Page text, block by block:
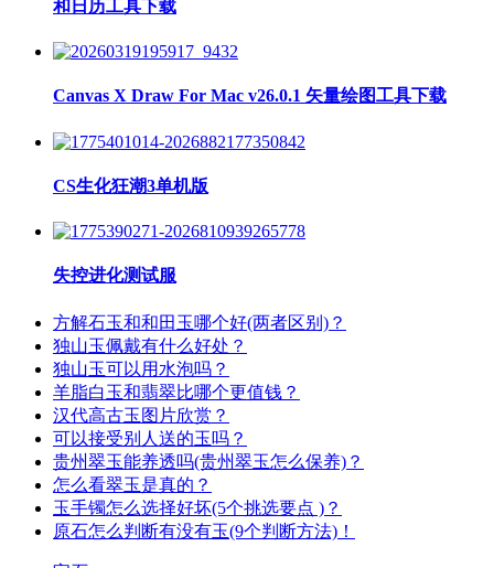
和日历工具下载
Canvas X Draw For Mac v26.0.1 矢量绘图工具下载
CS生化狂潮3单机版
失控进化测试服
方解石玉和和田玉哪个好(两者区别)？
独山玉佩戴有什么好处？
独山玉可以用水泡吗？
羊脂白玉和翡翠比哪个更值钱？
汉代高古玉图片欣赏？
可以接受别人送的玉吗？
贵州翠玉能养透吗(贵州翠玉怎么保养)？
怎么看翠玉是真的？
玉手镯怎么选择好坏(5个挑选要点 )？
原石怎么判断有没有玉(9个判断方法)！